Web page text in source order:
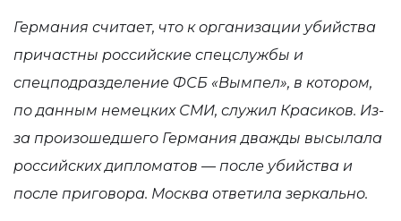
Германия считает, что к организации убийства
причастны российские спецслужбы и
спецподразделение ФСБ «Вымпел», в котором,
по данным немецких СМИ, служил Красиков. Из-
за произошедшего Германия дважды высылала
российских дипломатов — после убийства и
после приговора. Москва ответила зеркально.